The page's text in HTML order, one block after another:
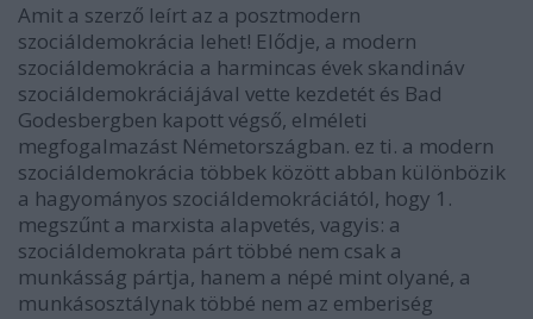
Amit a szerző leírt az a posztmodern
szociáldemokrácia lehet! Elődje, a modern
szociáldemokrácia a harmincas évek skandináv
szociáldemokráciájával vette kezdetét és Bad
Godesbergben kapott végső, elméleti
megfogalmazást Németországban. ez ti. a modern
szociáldemokrácia többek között abban különbözik
a hagyományos szociáldemokráciától, hogy 1.
megszűnt a marxista alapvetés, vagyis: a
szociáldemokrata párt többé nem csak a
munkásság pártja, hanem a népé mint olyané, a
munkásosztálynak többé nem az emberiség